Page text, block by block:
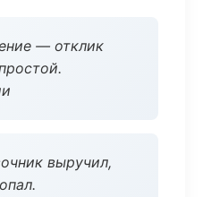
— отклик
выручил,